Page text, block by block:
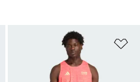
Añadir a la lista de deseos